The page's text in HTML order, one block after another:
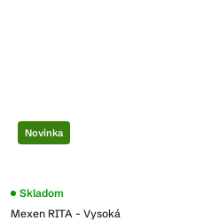
Novinka
Mexen RITA - Vysoká
Skladom